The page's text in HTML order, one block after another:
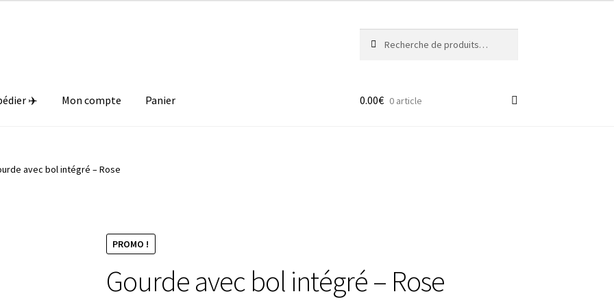
pour :
✈️ Mon compte Panier 0.00€ 0 article
avec bol intégré – Rose
PROMO !
Gourde avec bol intégré – Rose